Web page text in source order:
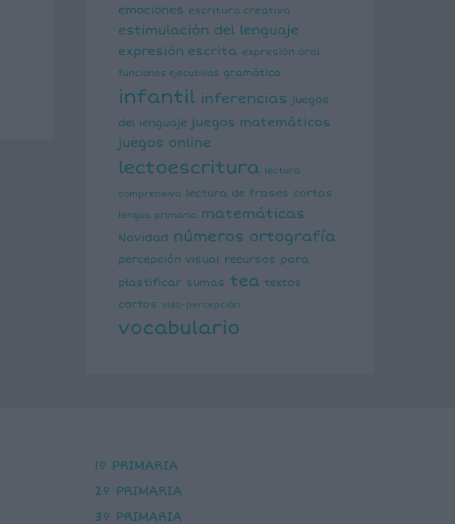
emociones escritura creativa
estimulación del lenguaje
expresión escrita expresión oral
funciones ejecutivas gramática
infantil inferencias juegos
del lenguaje juegos matemáticos
juegos online
lectoescritura lectura
comprensiva lectura de frases cortas
lengua primaria matemáticas
Navidad números ortografía
percepción visual recursos para
plastificar sumas tea textos
cortos
viso-percepción
vocabulario
1º PRIMARIA
2º PRIMARIA
3º PRIMARIA